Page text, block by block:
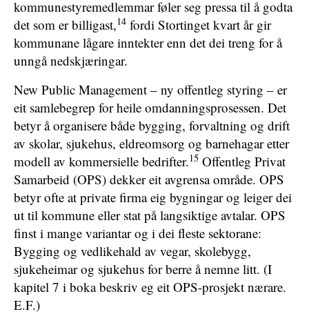
kommunestyremedlemmar føler seg pressa til å godta
det som er billigast,14 fordi Stortinget kvart år gir
kommunane lågare inntekter enn det dei treng for å
unngå nedskjæringar.
New Public Management – ny offentleg styring – er
eit samlebegrep for heile omdanningsprosessen. Det
betyr å organisere både bygging, forvaltning og drift
av skolar, sjukehus, eldreomsorg og barnehagar etter
modell av kommersielle bedrifter.15 Offentleg Privat
Samarbeid (OPS) dekker eit avgrensa område. OPS
betyr ofte at private firma eig bygningar og leiger dei
ut til kommune eller stat på langsiktige avtalar. OPS
finst i mange variantar og i dei fleste sektorane:
Bygging og vedlikehald av vegar, skolebygg,
sjukeheimar og sjukehus for berre å nemne litt. (I
kapitel 7 i boka beskriv eg eit OPS-prosjekt nærare.
E.F.)